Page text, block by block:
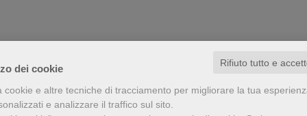
dei cookie
Rifiuto tutto e
cookie e altre tecniche di tracciamento per migliorare la tua
e analizzare il traffico sul sito.